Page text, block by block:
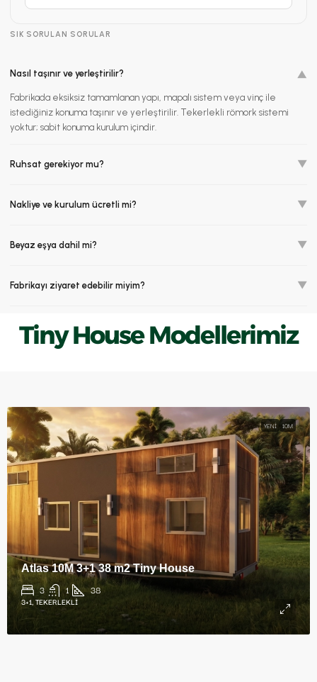
SIK SORULAN SORULAR
Nasıl taşınır ve yerleştirilir? ▼
Fabrikada eksiksiz tamamlanan yapı, mapalı sistem veya vinç ile
istediğiniz konuma taşınır ve yerleştirilir. Tekerlekli römork sistemi
yoktur; sabit konuma kurulum içindir.
Ruhsat gerekiyor mu? ▼
Nakliye ve kurulum ücretli mi? ▼
Beyaz eşya dahil mi? ▼
Fabrikayı ziyaret edebilir miyim? ▼
Tiny House Modellerimiz
YENI 10M
Atlas 10M 3+1 38 m2 Tiny House
3 1 38
3+1, TEKERLEKLI